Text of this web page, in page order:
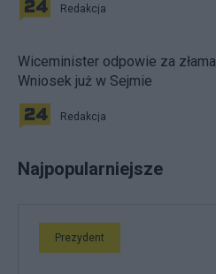
Redakcja
Wiceminister odpowie za
Wniosek już w Sejmie
Redakcja
Najpopularniejsze
Prezydent